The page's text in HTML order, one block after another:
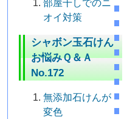
部屋干しでのニ
オイ対策
シャボン玉石けん
お悩みＱ＆Ａ
No.172
無添加石けんが
変色